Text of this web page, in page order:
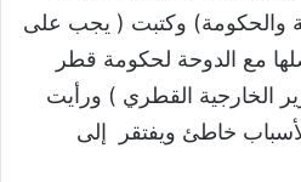
والحكومة) وكتبت ( يجب على
مع الدوحة لحكومة قطر
الخارجية القطري ) ورأيت
خاطئ ويفتقر إلى